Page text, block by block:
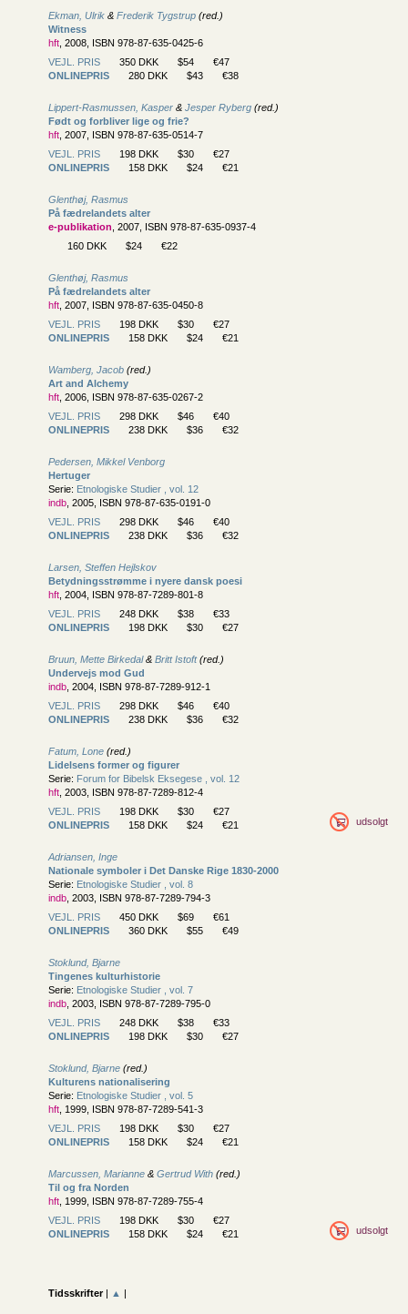
Ekman, Ulrik & Frederik Tygstrup (red.)
Witness
hft , 2008, ISBN 978-87-635-0425-6
VEJL. PRIS
350 DKK $54
€47
ONLINEPRIS
280 DKK $43 €38
Lippert-Rasmussen, Kasper & Jesper Ryberg (red.)
Født og forbliver lige og frie?
hft , 2007, ISBN 978-87-635-0514-7
VEJL. PRIS
198 DKK $30
€27
ONLINEPRIS
158 DKK $24 €21
Glenthøj, Rasmus
På fædrelandets alter
e-publikation , 2007, ISBN 978-87-635-0937-4
160 DKK
$24 €22
Glenthøj, Rasmus
På fædrelandets alter
hft , 2007, ISBN 978-87-635-0450-8
VEJL. PRIS
198 DKK $30
€27
ONLINEPRIS
158 DKK $24 €21
Wamberg, Jacob (red.)
Art and Alchemy
hft , 2006, ISBN 978-87-635-0267-2
VEJL. PRIS
298 DKK $46
€40
ONLINEPRIS
238 DKK $36 €32
Pedersen, Mikkel Venborg
Hertuger
Serie: Etnologiske Studier , vol. 12
indb , 2005, ISBN 978-87-635-0191-0
VEJL. PRIS
298 DKK $46
€40
ONLINEPRIS
238 DKK $36 €32
Larsen, Steffen Hejlskov
Betydningsstrømme i nyere dansk poesi
hft , 2004, ISBN 978-87-7289-801-8
VEJL. PRIS
248 DKK $38
€33
ONLINEPRIS
198 DKK $30 €27
Bruun, Mette Birkedal& Britt Istoft(red.)
Undervejs mod Gud
indb , 2004, ISBN 978-87-7289-912-1
VEJL. PRIS
298 DKK $46
€40
ONLINEPRIS
238 DKK $36 €32
Fatum, Lone (red.)
Lidelsens former og figurer
Serie: Forum for Bibelsk Eksegese , vol. 12
hft , 2003, ISBN 978-87-7289-812-4
VEJL. PRIS
198 DKK $30
€27
ONLINEPRIS
158 DKK $24 €21 udsolgt
Adriansen, Inge
Nationale symboler i Det Danske Rige 1830-2000
Serie: Etnologiske Studier , vol. 8
indb , 2003, ISBN 978-87-7289-794-3
VEJL. PRIS
450 DKK $69
€61
ONLINEPRIS
360 DKK $55 €49
Stoklund, Bjarne
Tingenes kulturhistorie
Serie: Etnologiske Studier , vol. 7
indb , 2003, ISBN 978-87-7289-795-0
VEJL. PRIS
248 DKK $38
€33
ONLINEPRIS
198 DKK $30 €27
Stoklund, Bjarne (red.)
Kulturens nationalisering
Serie: Etnologiske Studier , vol. 5
hft , 1999, ISBN 978-87-7289-541-3
VEJL. PRIS
198 DKK $30
€27
ONLINEPRIS
158 DKK $24 €21
Marcussen, Marianne & Gertrud With (red.)
Til og fra Norden
hft , 1999, ISBN 978-87-7289-755-4
VEJL. PRIS
198 DKK $30
€27
ONLINEPRIS
158 DKK $24 €21 udsolgt
Tidsskrifter| ▲ |